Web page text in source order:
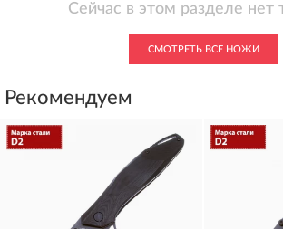
Сейчас в этом разделе нет
СМОТРЕТЬ ВСЕ НОЖИ
Рекомендуем